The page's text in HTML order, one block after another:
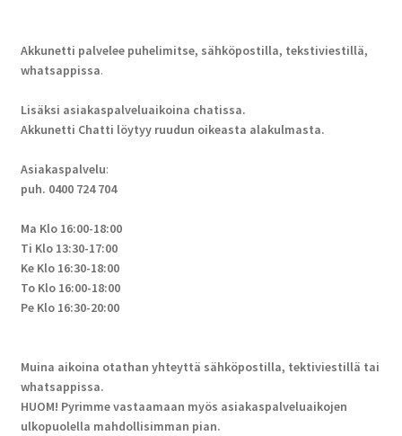
Akkunetti palvelee puhelimitse, sähköpostilla, tekstiviestillä,
whatsappissa.
Lisäksi asiakaspalveluaikoina chatissa.
Akkunetti Chatti löytyy ruudun oikeasta alakulmasta.
Asiakaspalvelu:
puh. 0400 724 704
Ma Klo 16:00-18:00
Ti Klo 13:30-17:00
Ke Klo 16:30-18:00
To Klo 16:00-18:00
Pe Klo 16:30-20:00
Muina aikoina otathan yhteyttä sähköpostilla, tektiviestillä tai
whatsappissa.
HUOM! Pyrimme vastaamaan myös asiakaspalveluaikojen
ulkopuolella mahdollisimman pian.